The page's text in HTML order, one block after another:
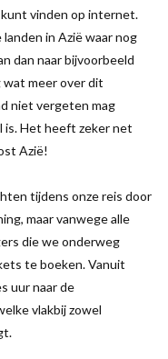
vinden op internet.
in Azië waar nog
dan naar bijvoorbeeld
wat meer over dit
niet vergeten mag
is. Het heeft zeker net
Azië!
tijdens onze reis door
maar vanwege alle
die we onderweg
te boeken. Vanuit
uur naar de
vlakbij zowel